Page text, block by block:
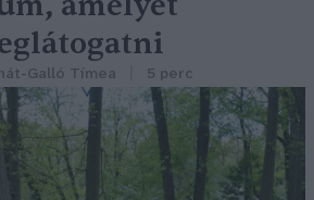
Galló Tímea 5 perc